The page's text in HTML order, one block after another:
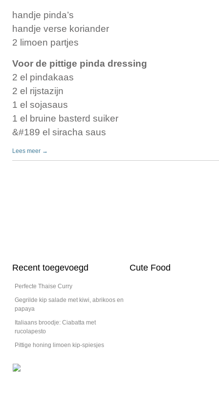
handje pinda’s
handje verse koriander
2 limoen partjes
Voor de pittige pinda dressing
2 el pindakaas
2 el rijstazijn
1 el sojasaus
1 el bruine basterd suiker
&#189 el siracha saus
Lees meer →
Recent toegevoegd
Perfecte Thaise Curry
Gegrilde kip salade met kiwi, abrikoos en
papaya
Italiaans broodje: Ciabatta met
rucolapesto
Pittige honing limoen kip-spiesjes
Cute Food